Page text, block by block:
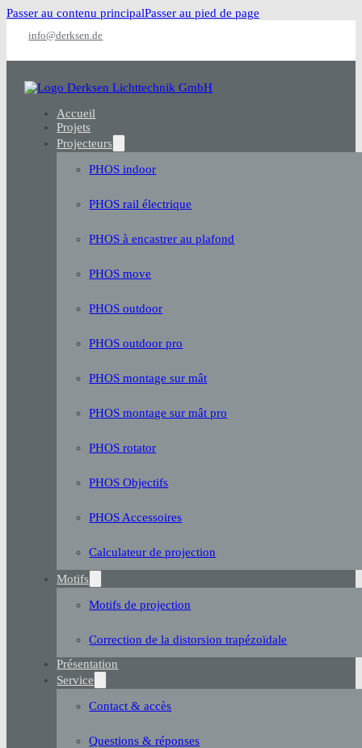
Passer au contenu principalPasser au pied de page
info@derksen.de
Accueil
Projets
Projecteurs
PHOS indoor
PHOS rail électrique
PHOS à encastrer au plafond
PHOS move
PHOS outdoor
PHOS outdoor pro
PHOS montage sur mât
PHOS montage sur mât pro
PHOS rotator
PHOS Objectifs
PHOS Accessoires
Calculateur de projection
Motifs
Motifs de projection
Correction de la distorsion trapézoïdale
Présentation
Service
Contact & accès
Questions & réponses